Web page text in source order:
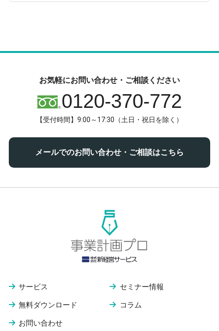
お気軽にお問い合わせ・ご相談ください
0120-370-772
【受付時間】9:00～17:30（土日・祝日を除く）
メールでのお問い合わせ・ご相談はこちら
サービス セミナー情報
無料ダウンロード コラム
お問い合わせ